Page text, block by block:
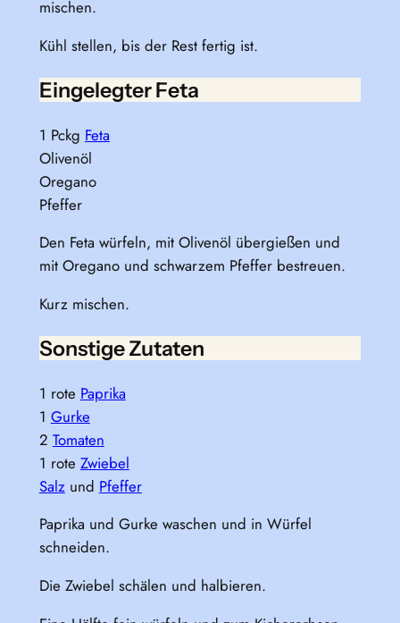
mischen.
Kühl stellen, bis der Rest fertig ist.
Eingelegter Feta
1 Pckg Feta
Olivenöl
Oregano
Pfeffer
Den Feta würfeln, mit Olivenöl übergießen und
mit Oregano und schwarzem Pfeffer bestreuen.
Kurz mischen.
Sonstige Zutaten
1 rote Paprika
1 Gurke
2 Tomaten
1 rote Zwiebel
Salzund Pfeffer
Paprika und Gurke waschen und in Würfel
schneiden.
Die Zwiebel schälen und halbieren.